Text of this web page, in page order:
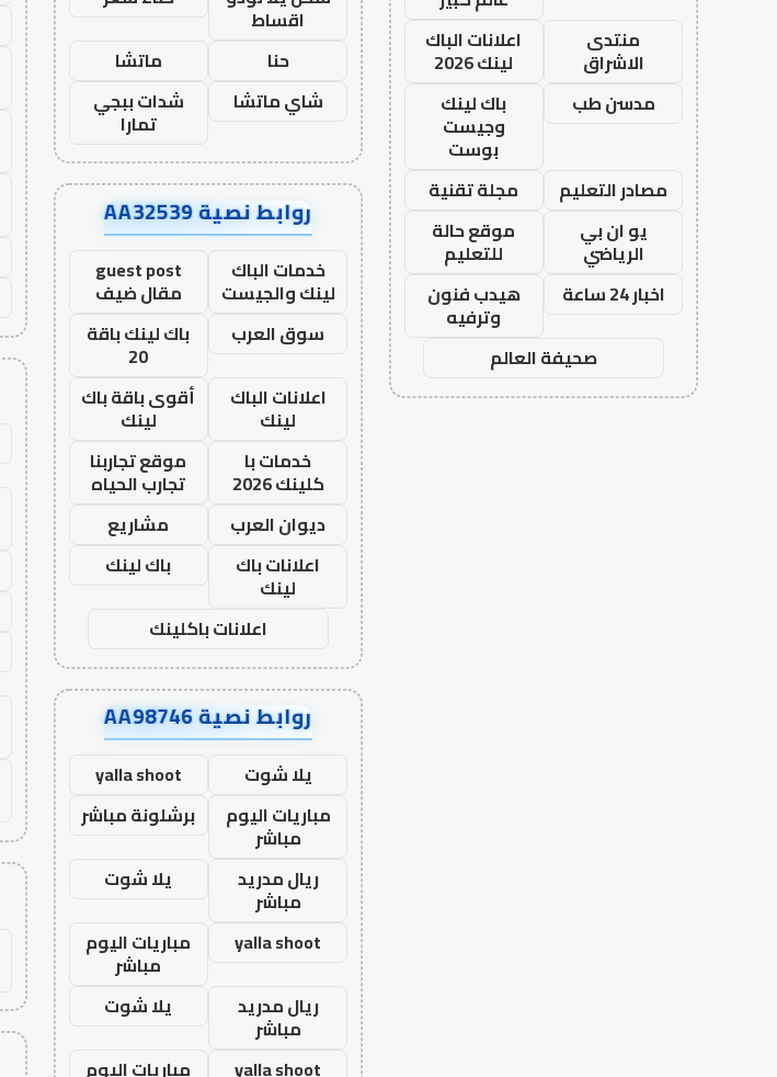
منتدى
الاشراق
اعلانات الباك
لينك 2026
مدسن طب
باك لينك
وجيست
بوست
مصادر التعليم
مجلة تقنية
يو ان بي
الرياضي
موقع حالة
للتعليم
اخبار 24 ساعة
هيدب فنون
وترفيه
صحيفة العالم
اقساط
حنا
ماتشا
شاي ماتشا
شدات ببجي
تمارا
روابط نصية AA32539
خدمات الباك
لينك والجيست
guest post
مقال ضيف
سوق العرب
باك لينك باقة
20
اعلانات الباك
لينك
أقوى باقة باك
لينك
خدمات با
كلينك 2026
موقع تجاربنا
تجارب الحياه
ديوان العرب
مشاريع
اعلانات باك
لينك
باك لينك
اعلانات باكلينك
روابط نصية AA98746
يلا شوت
yalla shoot
مباريات اليوم
مباشر
برشلونة مباشر
ريال مدريد
مباشر
يلا شوت
yalla shoot
مباريات اليوم
مباشر
ريال مدريد
مباشر
يلا شوت
yalla shoot
مباريات اليوم